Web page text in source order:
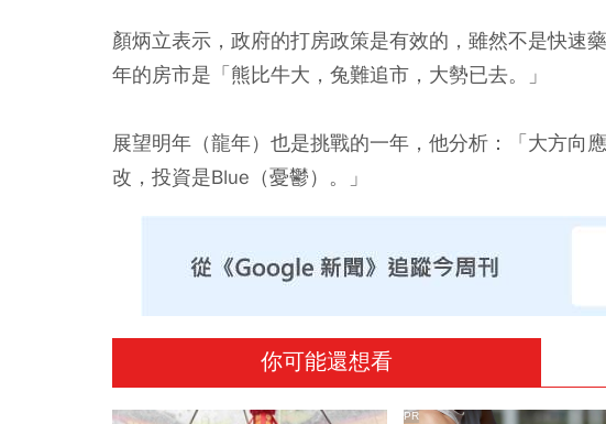
顏炳立表示，政府的打房政策是有效的，雖然不是快速
年的房市是「熊比牛大，兔難追市，大勢已去。」
展望明年（龍年）也是挑戰的一年，他分析：「大方向
改，投資是Blue（憂鬱）。」
你可能還想看
PR